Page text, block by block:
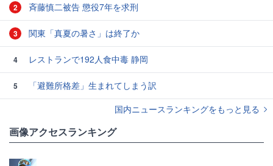
2 斉藤慎二被告 懲役7年を求刑
3 関東「真夏の暑さ」は終了か
4 レストランで192人食中毒 静岡
5
「避難所格差」生まれてしまう訳
国内ニュースランキングをもっと見る
画像アクセスランキング